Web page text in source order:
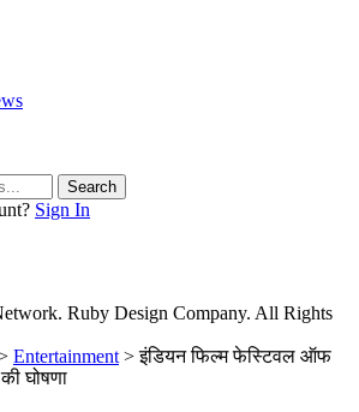
Sign In
Ruby Design Company. All Rights
Entertainment >इंडियन फिल्म फेस्टिवल ऑफ
घोषणा